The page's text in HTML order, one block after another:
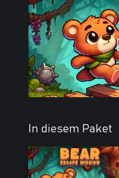
In diesem Paket